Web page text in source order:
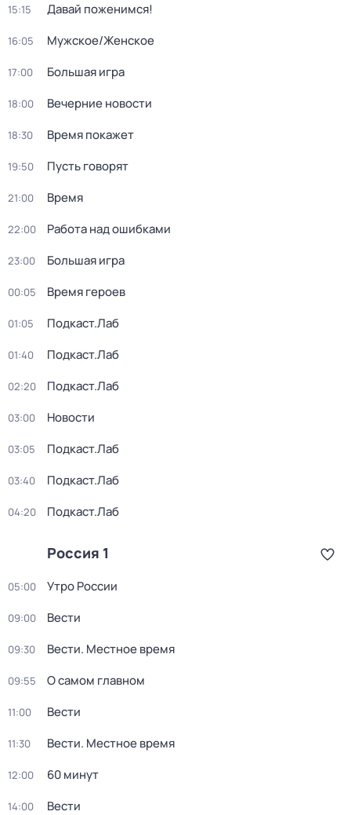
15:15 Давай поженимся!
16:05 Мужское/Женское
17:00 Большая игра
18:00 Вечерние новости
18:30 Время покажет
19:50 Пусть говорят
21:00 Время
22:00 Работа над ошибками
23:00 Большая игра
00:05 Время героев
01:05 Подкаст.Лаб
01:40 Подкаст.Лаб
02:20 Подкаст.Лаб
03:00 Новости
03:05 Подкаст.Лаб
03:40 Подкаст.Лаб
04:20 Подкаст.Лаб
Россия 1
05:00 Утро России
09:00 Вести
09:30 Вести. Местное время
09:55 О самом главном
11:00 Вести
11:30 Вести. Местное время
12:00 60 минут
14:00 Вести